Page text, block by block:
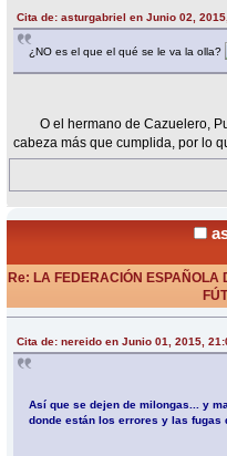
Cita de: asturgabriel en Junio 02,
¿NO es el que el qué se le va la olla?
O el hermano de Cazuelero,
cabeza más que cumplida, por lo
Re: LA FEDERACIÓN ESPAÑOLA
Cita de: nereido en Junio 01, 2015,
Así que se dejen de milongas... y
donde están los errores y las fugas